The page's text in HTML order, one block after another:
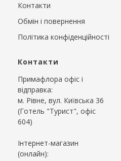
Контакти
Обмін і повернення
Політика конфіденційності
Контакти
Примафлора офіс і
відправка:
м. Рівне, вул. Київська 36
(Готель "Турист", офіс
604)
Інтернет-магазин
(онлайн):